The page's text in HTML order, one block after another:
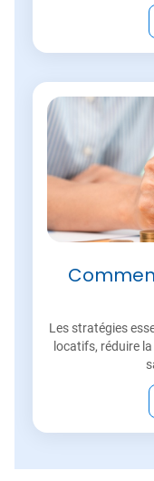
Les stratégies
locatifs, réduire